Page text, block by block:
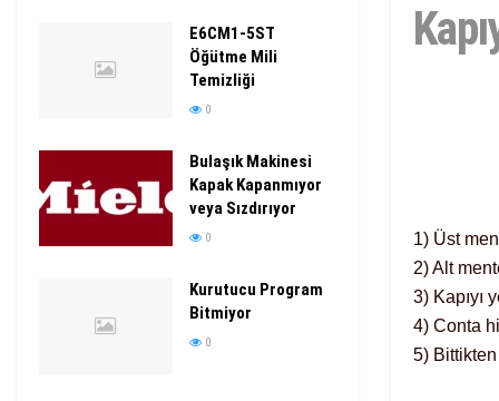
1) Üst
2) Alt
3) Kapıyı
4) Conta
5) Bittikten
E6CM1-5ST
Öğütme Mili
Temizliği
0
Bulaşık Makinesi
Kapak Kapanmıyor
veya Sızdırıyor
0
Kurutucu Program
Bitmiyor
0